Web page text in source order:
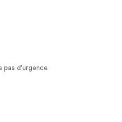
pas d'urgence